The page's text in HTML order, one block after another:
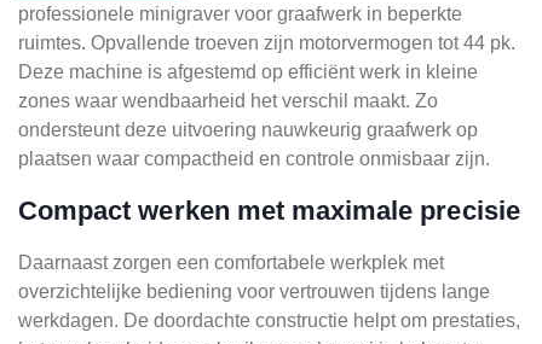
professionele minigraver voor graafwerk in beperkte
ruimtes. Opvallende troeven zijn motorvermogen tot 44 pk.
Deze machine is afgestemd op efficiënt werk in kleine
zones waar wendbaarheid het verschil maakt. Zo
ondersteunt deze uitvoering nauwkeurig graafwerk op
plaatsen waar compactheid en controle onmisbaar zijn.
Compact werken met maximale precisie
Daarnaast zorgen een comfortabele werkplek met
overzichtelijke bediening voor vertrouwen tijdens lange
werkdagen. De doordachte constructie helpt om prestaties,